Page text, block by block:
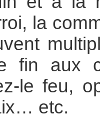
la
fin aux
le feu,
etc.